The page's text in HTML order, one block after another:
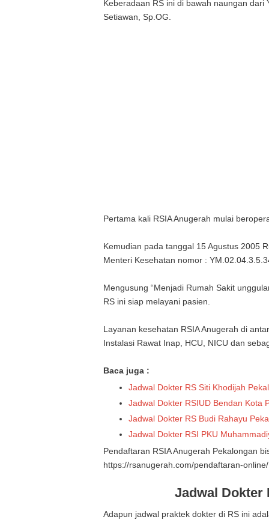
Keberadaan RS ini di bawah naungan
Setiawan, Sp.OG.
Pertama kali RSIA Anugerah mulai
Kemudian pada tanggal 15 Agustus 2005
Menteri Kesehatan nomor :
Mengusung “Menjadi Rumah Sakit
RS ini siap melayani pasien.
Layanan kesehatan RSIA Anugerah di
Instalasi Rawat Inap, HCU, NICU dan
Baca juga :
Jadwal Dokter RS Siti Khodijah
Jadwal Dokter RSIUD Bendan Kota
Jadwal Dokter RS Budi Rahayu
Jadwal Dokter RSI PKU
Pendaftaran RSIA Anugerah Pekalongan
https://rsanugerah.com/pendaftaran-online/
Jadwal Dokter
Adapun jadwal praktek dokter di RS ini